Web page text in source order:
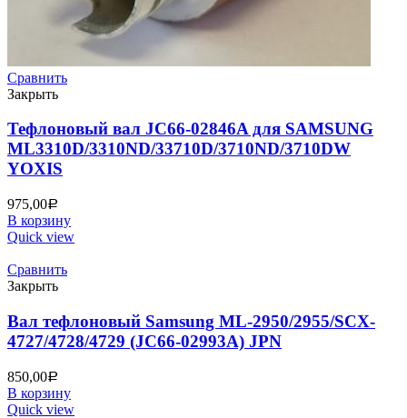
Сравнить
Закрыть
Тефлоновый вал JC66-02846A для SAMSUNG
ML3310D/3310ND/33710D/3710ND/3710DW
YOXIS
975,00Р
В корзину
Quick view
Сравнить
Закрыть
Вал тефлоновый Samsung ML-2950/2955/SCX-
4727/4728/4729 (JC66-02993A) JPN
850,00Р
В корзину
Quick view